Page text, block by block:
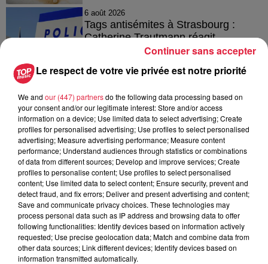
6 août 2026
Tags antisémites à Strasbourg :
Catherine Trautmann réagit
6 août 2026
Au zoo de Mulhouse : rencontre
avec les flamants rouges
À découvrir également
Le respect de votre vie privée est notre priorité
We and our (447) partnersdo the following data processing based on
your consent and/or our legitimate interest: Store and/or access
information on a device; Use limited data to select advertising; Create
profiles for personalised advertising; Use profiles to select personalised
advertising; Measure advertising performance; Measure content
performance; Understand audiences through statistics or combinations
of data from different sources; Develop and improve services; Create
profiles to personalise content; Use profiles to select personalised
content; Use limited data to select content; Ensure security, prevent and
detect fraud, and fix errors; Deliver and present advertising and content;
Save and communicate privacy choices. These technologies may
process personal data such as IP address and browsing data to offer
following functionalities: Identify devices based on information actively
requested; Use precise geolocation data; Match and combine data from
other data sources; Link different devices; Identify devices based on
information transmitted automatically.
Continuer sans accepter